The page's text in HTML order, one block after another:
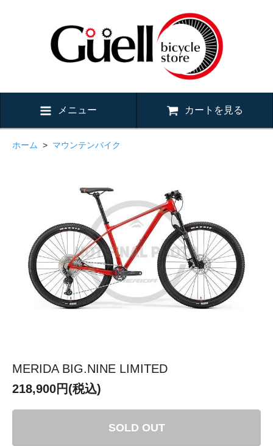
メニュー カートを見る
ホーム > マウンテンバイク
MERIDA BIG.NINE LIMITED
218,900円(税込)
SOLD OUT